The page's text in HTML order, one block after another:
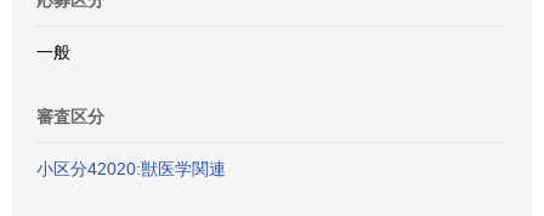
一般
審査区分
小区分42020:獣医学関連